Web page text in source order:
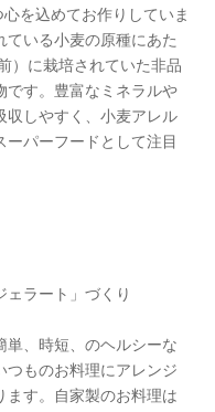
を込めてお作りしていま
いる小麦の原種にあた
）に栽培されていた非品
です。豊富なミネラルや
収しやすく、小麦アレル
パーフードとして注目
ェラート」づくり
単、時短、のヘルシーな
つものお料理にアレンジ
ます。自家製のお料理は